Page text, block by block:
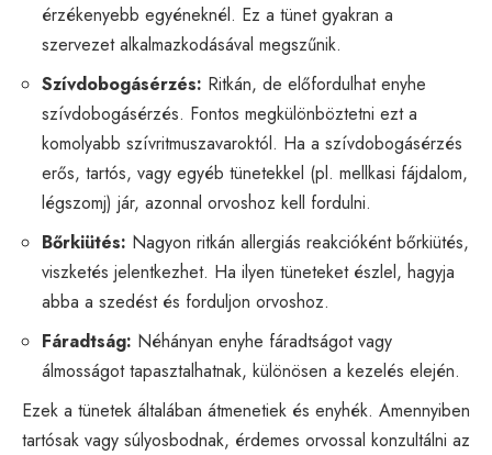
érzékenyebb egyéneknél. Ez a tünet gyakran a
szervezet alkalmazkodásával megszűnik.
Szívdobogásérzés: Ritkán, de előfordulhat enyhe
szívdobogásérzés. Fontos megkülönböztetni ezt a
komolyabb szívritmuszavaroktól. Ha a szívdobogásérzés
erős, tartós, vagy egyéb tünetekkel (pl. mellkasi fájdalom,
légszomj) jár, azonnal orvoshoz kell fordulni.
Bőrkiütés: Nagyon ritkán allergiás reakcióként bőrkiütés,
viszketés jelentkezhet. Ha ilyen tüneteket észlel, hagyja
abba a szedést és forduljon orvoshoz.
Fáradtság: Néhányan enyhe fáradtságot vagy
álmosságot tapasztalhatnak, különösen a kezelés elején.
Ezek a tünetek általában átmenetiek és enyhék. Amennyiben
tartósak vagy súlyosbodnak, érdemes orvossal konzultálni az